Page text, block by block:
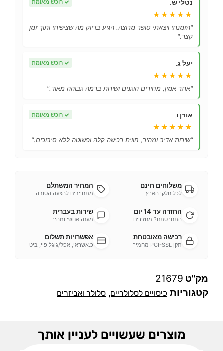
נטלי ש. ✓ רוכש מאומת
★★★★★
"הזמנתי ויצאתי סופר מרוצה. הגיע בדיוק מה שציפיתי ותוך זמן
קצר."
יעל ג. ✓ רוכש מאומת
★★★★★
"אתר אמין, מחירים הוגנים ושירות ברמה גבוהה מאוד."
אורן ו. ✓ רוכש מאומת
★★★★★
"שירות אדיב ומהיר, חווית רכישה קלה ופשוטה ללא סיבוכים."
משלוחים חינם
לכל חלקי הארץ
המחיר המשתלם
מתחייבים להצעה הטובה
החזרה עד 14 יום
התחרטתם? מחזירים
שירות בעברית
מענה אנושי ומהיר
רכישה מאובטחת
תקן PCI-SSL מחמיר
אפשרויות תשלום
כ.אשראי, אפל/גוגל פיי, ביט
מק"ט 21679
קטגוריות כיסויים לסלולריים, סלולר ואביזרים
מוצרים שעשויים לעניין אותך